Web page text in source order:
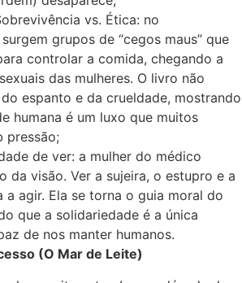
vs. Ética: no
grupos de “cegos maus” que
controlar a comida, chegando a
das mulheres. O livro não
espanto e da crueldade, mostrando
humana é um luxo que muitos
pressão;
de ver: a mulher do médico
da visão. Ver a sujeira, o estupro e a
a agir. Ela se torna o guia moral do
que a solidariedade é a única
de nos manter humanos.
(O Mar de Leite)